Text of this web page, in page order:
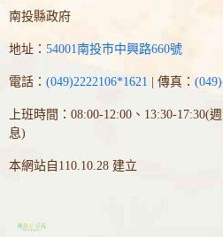
南投縣政府
地址： 54001南投市中興路660號
電話： (049)2222106*1621 | 傳真：
上班時間：08:00-12:00、13:30-17:30(
息)
本網站自110.10.28 建立